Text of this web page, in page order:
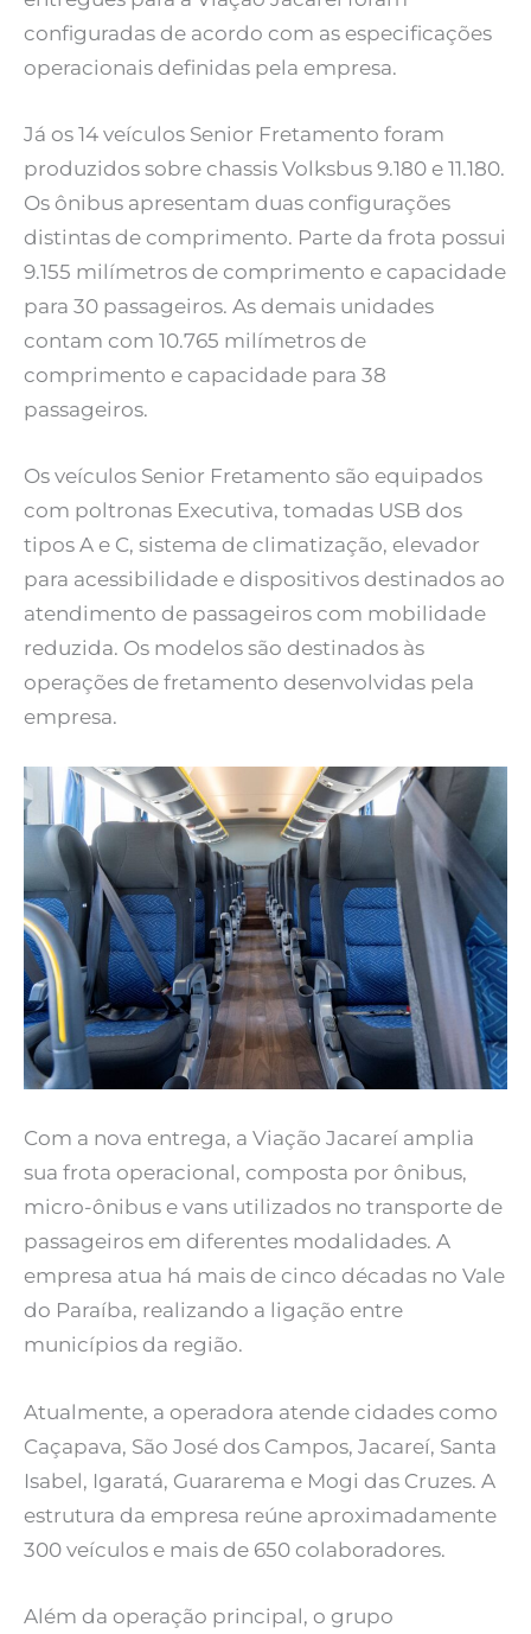
configuradas de acordo com as especificações
operacionais definidas pela empresa.
Já os 14 veículos Senior Fretamento foram
produzidos sobre chassis Volksbus 9.180 e 11.180.
Os ônibus apresentam duas configurações
distintas de comprimento. Parte da frota possui
9.155 milímetros de comprimento e capacidade
para 30 passageiros. As demais unidades
contam com 10.765 milímetros de
comprimento e capacidade para 38
passageiros.
Os veículos Senior Fretamento são equipados
com poltronas Executiva, tomadas USB dos
tipos A e C, sistema de climatização, elevador
para acessibilidade e dispositivos destinados ao
atendimento de passageiros com mobilidade
reduzida. Os modelos são destinados às
operações de fretamento desenvolvidas pela
empresa.
Com a nova entrega, a Viação Jacareí amplia
sua frota operacional, composta por ônibus,
micro-ônibus e vans utilizados no transporte de
passageiros em diferentes modalidades. A
empresa atua há mais de cinco décadas no Vale
do Paraíba, realizando a ligação entre
municípios da região.
Atualmente, a operadora atende cidades como
Caçapava, São José dos Campos, Jacareí, Santa
Isabel, Igaratá, Guararema e Mogi das Cruzes. A
estrutura da empresa reúne aproximadamente
300 veículos e mais de 650 colaboradores.
Além da operação principal, o grupo